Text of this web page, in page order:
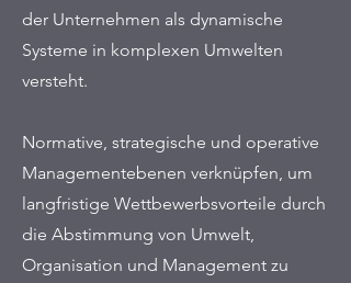
der Unternehmen als dynamische
Systeme in komplexen Umwelten
versteht.
Normative, strategische und operative
Managementebenen verknüpfen, um
langfristige Wettbewerbsvorteile durch
die Abstimmung von Umwelt,
Organisation und Management zu